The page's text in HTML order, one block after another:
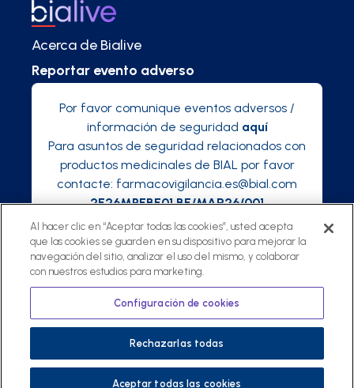
Acerca de Bialive
Reportar evento adverso
Por favor comunique eventos adversos /
información de seguridad aquí
Para asuntos de seguridad relacionados con
productos medicinales de BIAL por favor
contacte: farmacovigilancia.es@bial.com
2E26MPEBE01 BE/MAR26/001
© 2025 Bialive, una plataforma de Bial
Política de privacidad
Términos y condiciones
Al hacer clic en “Aceptar todas las cookies”, usted acepta
que las cookies se guarden en su dispositivo para mejorar la
navegación del sitio, analizar el uso del mismo, y colaborar
con nuestros estudios para marketing.
Configuración de cookies
Rechazarlas todas
Aceptar todas las cookies